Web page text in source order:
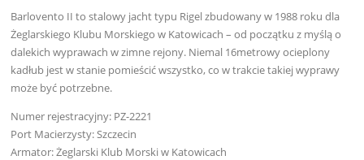
Barlovento II to stalowy jacht typu Rigel zbudowany w 1988 roku dla
Żeglarskiego Klubu Morskiego w Katowicach – od początku z myślą o
dalekich wyprawach w zimne rejony. Niemal 16metrowy ocieplony
kadłub jest w stanie pomieścić wszystko, co w trakcie takiej wyprawy
może być potrzebne.
Numer rejestracyjny: PZ-2221
Port Macierzysty: Szczecin
Armator: Żeglarski Klub Morski w Katowicach